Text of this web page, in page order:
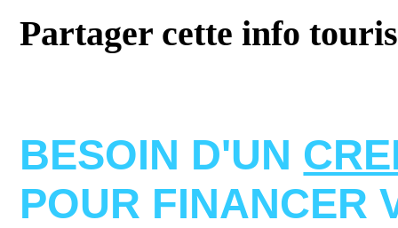
Partager cette info
BESOIN D'UN
POUR FINANCER